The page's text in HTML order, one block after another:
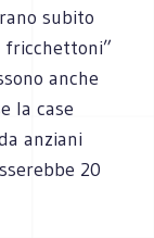
subito
anche
la case
anziani
20